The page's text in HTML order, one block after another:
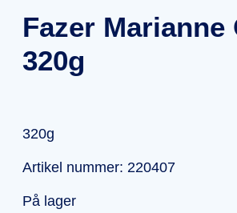
Fazer Marianne
320g
320g
Artikel nummer: 220407
På lager